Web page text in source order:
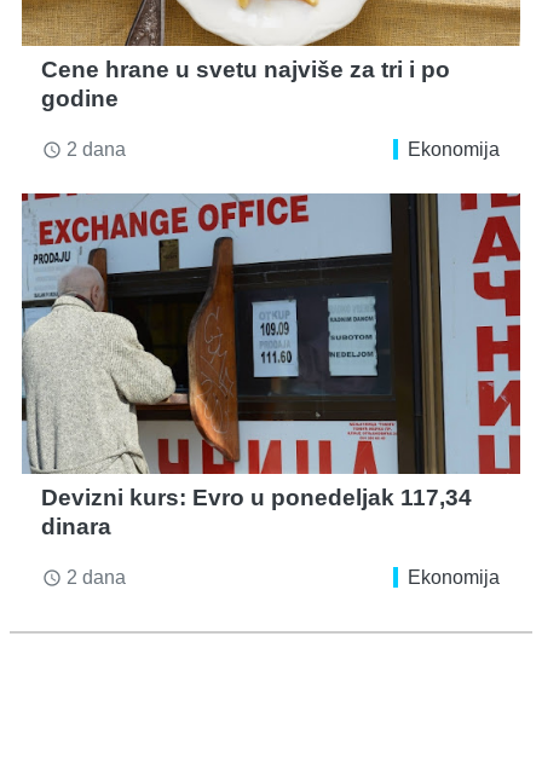
Cene hrane u svetu najviše za tri i po
godine
access_time 2 dana Ekonomija
Devizni kurs: Evro u ponedeljak 117,34
dinara
access_time 2 dana Ekonomija